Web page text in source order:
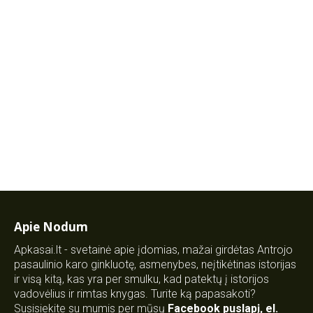
Apie Nodum
Apkasai.lt - svetainė apie įdomias, mažai girdėtas Antrojo
pasaulinio karo ginkluotę, asmenybes, neįtikėtinas istorijas
ir visą kitą, kas yra per smulku, kad patektų į istorijos
vadovėlius ir rimtas knygas. Turite ką papasakoti?
Susisiekite su mumis per mūsų Facebook puslapį, el.